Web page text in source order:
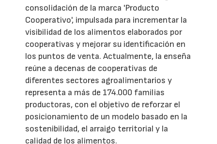
consolidación de la marca 'Producto
Cooperativo', impulsada para incrementar la
visibilidad de los alimentos elaborados por
cooperativas y mejorar su identificación en
los puntos de venta. Actualmente, la enseña
reúne a decenas de cooperativas de
diferentes sectores agroalimentarios y
representa a más de 174.000 familias
productoras, con el objetivo de reforzar el
posicionamiento de un modelo basado en la
sostenibilidad, el arraigo territorial y la
calidad de los alimentos.